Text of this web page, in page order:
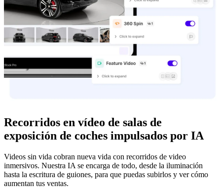
Recorridos en vídeo de salas de
exposición de coches impulsados ​​por IA
Videos sin vida cobran nueva vida con recorridos de video
inmersivos. Nuestra IA se encarga de todo, desde la iluminación
hasta la escritura de guiones, para que puedas subirlos y ver cómo
aumentan tus ventas.